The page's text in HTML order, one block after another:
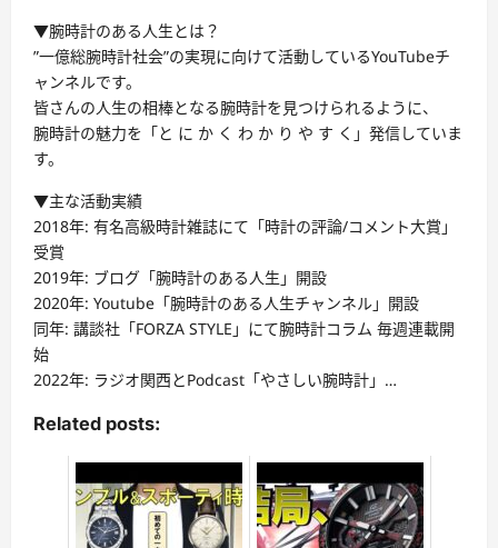
▼腕時計のある人生とは？
”一億総腕時計社会”の実現に向けて活動しているYouTubeチ
ャンネルです。
皆さんの人生の相棒となる腕時計を見つけられるように、
腕時計の魅力を「と に か く わ か り や す く」発信していま
す。
▼主な活動実績
2018年: 有名高級時計雑誌にて「時計の評論/コメント大賞」
受賞
2019年: ブログ「腕時計のある人生」開設
2020年: Youtube「腕時計のある人生チャンネル」開設
同年: 講談社「FORZA STYLE」にて腕時計コラム 毎週連載開
始
2022年: ラジオ関西とPodcast「やさしい腕時計」…
Related posts: